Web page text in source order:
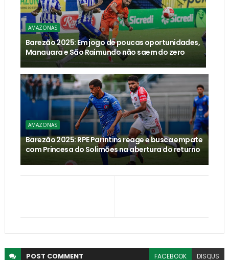
AMAZONAS
Barezão 2025: Em jogo de poucas oportunidades,
Manauara e São Raimundo não saem do zero
AMAZONAS
Barezão 2025: RPE Parintins reage e busca empate
com Princesa do Solimões na abertura do returno
POST COMMENT FACEBOOK DISQUS